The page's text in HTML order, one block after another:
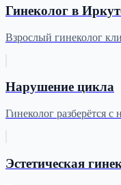
Гинеколог в
Взрослый гинеколог
Нарушение цикла
Гинеколог разберётся
Эстетическая